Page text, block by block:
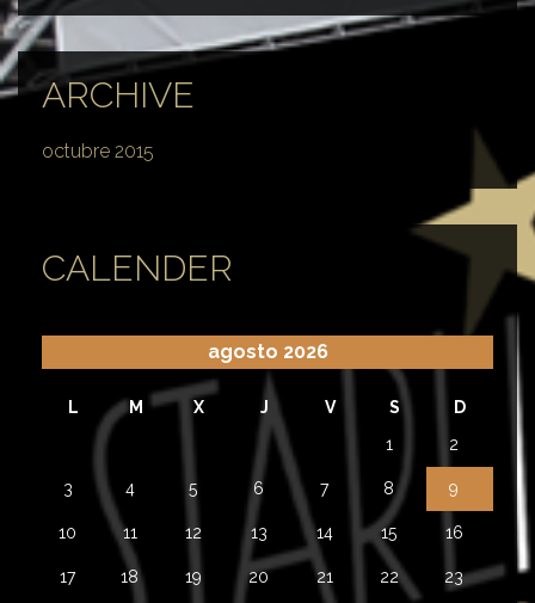
ARCHIVE
octubre 2015
CALENDER
agosto 2026
L M X J V S D
1 2
3 4 5 6 7 8 9
10 11 12 13 14 15 16
17 18 19 20 21 22 23